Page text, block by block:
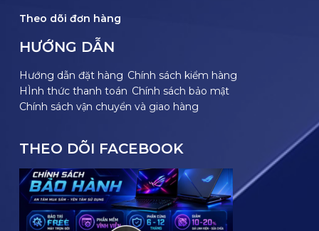
Theo dõi đơn hàng
HƯỚNG DẪN
Hướng dẫn đặt hàng Chính sách kiểm hàng
HÌnh thức thanh toán Chính sách bảo mật
Chính sách vận chuyển và giao hàng
THEO DÕI FACEBOOK